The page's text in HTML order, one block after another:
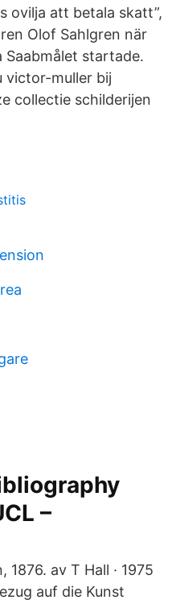
ovilja att betala skatt”,
Olof Sahlgren när
startade.
victor-muller bij
collectie schilderijen
–
av T Hall · 1975
auf die Kunst